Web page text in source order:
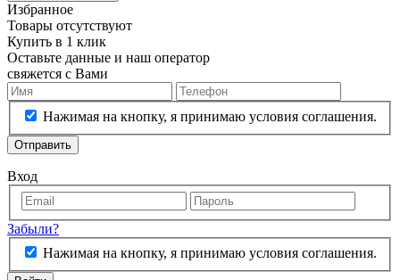
Избранное
Товары отсутствуют
Купить в 1 клик
Оставьте данные и наш оператор
свяжется с Вами
Нажимая на кнопку, я принимаю условия соглашения.
Отправить
Вход
Забыли?
Нажимая на кнопку, я принимаю условия соглашения.